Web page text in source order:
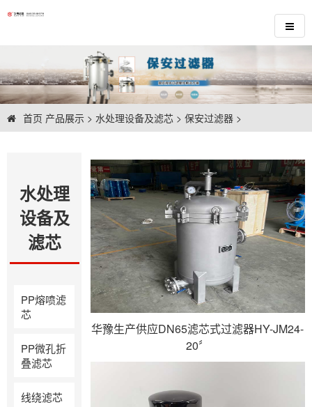
首页 产品展示 > 水处理设备及滤芯 > 保安过滤器 >
水处理
设备及
滤芯
PP熔喷滤
芯
PP微孔折
叠滤芯
线绕滤芯
华豫生产供应DN65滤芯式过滤器HY-JM24-
20〞